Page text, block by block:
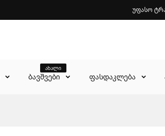
უფასო
ბავშვები
ახალი
ფასდაკლება